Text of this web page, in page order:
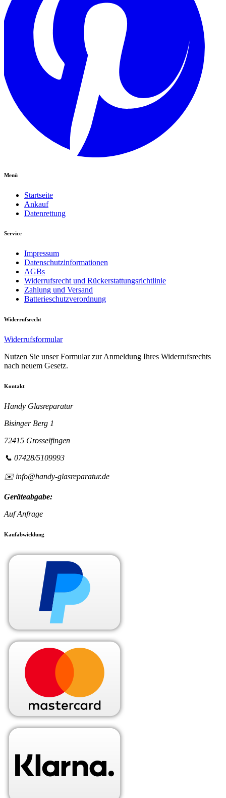
Menü
Startseite
Ankauf
Datenrettung
Service
Impressum
Datenschutzinformationen
AGBs
Widerrufsrecht und Rückerstattungsrichtlinie
Zahlung und Versand
Batterieschutzverordnung
Widerrufsrecht
Widerrufsformular
Nutzen Sie unser Formular zur Anmeldung Ihres Widerrufsrechts
nach neuem Gesetz.
Kontakt
Handy Glasreparatur
Bisinger Berg 1
72415 Grosselfingen
📞 07428/5109993
✉️ info@handy-glasreparatur.de
Geräteabgabe:
Auf Anfrage
Kaufabwicklung